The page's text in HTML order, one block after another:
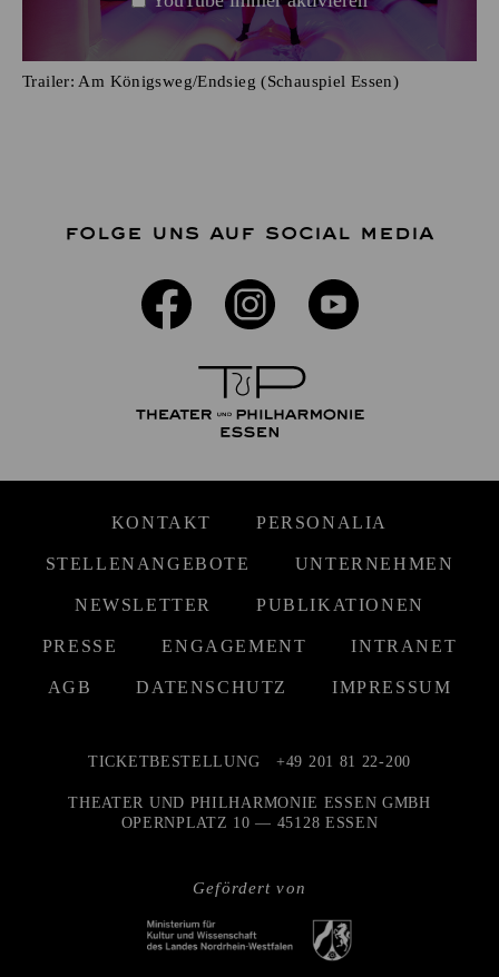
Trailer: Am Königsweg/Endsieg (Schauspiel Essen)
FOLGE UNS AUF SOCIAL MEDIA
KONTAKT PERSONALIA
STELLENANGEBOTE UNTERNEHMEN
NEWSLETTER PUBLIKATIONEN
PRESSE ENGAGEMENT INTRANET
AGB DATENSCHUTZ IMPRESSUM
Gefördert von
TICKETBESTELLUNG +49 201 81 22-200
THEATER UND PHILHARMONIE ESSEN GMBH
OPERNPLATZ 10 — 45128 ESSEN